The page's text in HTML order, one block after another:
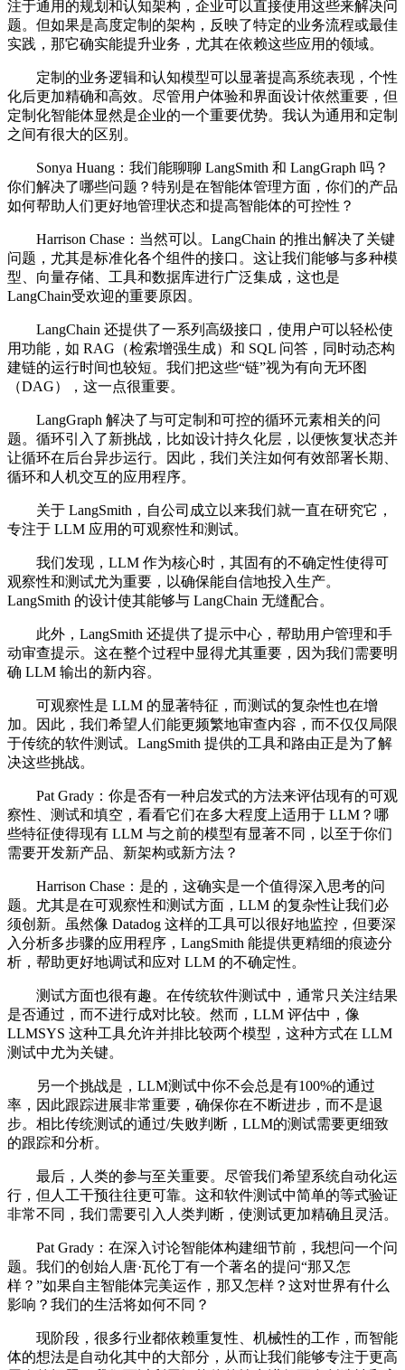
注于通用的规划和认知架构，企业可以直接使用这些来解决问
题。但如果是高度定制的架构，反映了特定的业务流程或最佳
实践，那它确实能提升业务，尤其在依赖这些应用的领域。
定制的业务逻辑和认知模型可以显著提高系统表现，个性
化后更加精确和高效。尽管用户体验和界面设计依然重要，但
定制化智能体显然是企业的一个重要优势。我认为通用和定制
之间有很大的区别。
Sonya Huang：我们能聊聊 LangSmith 和 LangGraph 吗？
你们解决了哪些问题？特别是在智能体管理方面，你们的产品
如何帮助人们更好地管理状态和提高智能体的可控性？
Harrison Chase：当然可以。LangChain 的推出解决了关键
问题，尤其是标准化各个组件的接口。这让我们能够与多种模
型、向量存储、工具和数据库进行广泛集成，这也是
LangChain受欢迎的重要原因。
LangChain 还提供了一系列高级接口，使用户可以轻松使
用功能，如 RAG（检索增强生成）和 SQL 问答，同时动态构
建链的运行时间也较短。我们把这些“链”视为有向无环图
（DAG），这一点很重要。
LangGraph 解决了与可定制和可控的循环元素相关的问
题。循环引入了新挑战，比如设计持久化层，以便恢复状态并
让循环在后台异步运行。因此，我们关注如何有效部署长期、
循环和人机交互的应用程序。
关于 LangSmith，自公司成立以来我们就一直在研究它，
专注于 LLM 应用的可观察性和测试。
我们发现，LLM 作为核心时，其固有的不确定性使得可
观察性和测试尤为重要，以确保能自信地投入生产。
LangSmith 的设计使其能够与 LangChain 无缝配合。
此外，LangSmith 还提供了提示中心，帮助用户管理和手
动审查提示。这在整个过程中显得尤其重要，因为我们需要明
确 LLM 输出的新内容。
可观察性是 LLM 的显著特征，而测试的复杂性也在增
加。因此，我们希望人们能更频繁地审查内容，而不仅仅局限
于传统的软件测试。LangSmith 提供的工具和路由正是为了解
决这些挑战。
Pat Grady：你是否有一种启发式的方法来评估现有的可观
察性、测试和填空，看看它们在多大程度上适用于 LLM？哪
些特征使得现有 LLM 与之前的模型有显著不同，以至于你们
需要开发新产品、新架构或新方法？
Harrison Chase：是的，这确实是一个值得深入思考的问
题。尤其是在可观察性和测试方面，LLM 的复杂性让我们必
须创新。虽然像 Datadog 这样的工具可以很好地监控，但要深
入分析多步骤的应用程序，LangSmith 能提供更精细的痕迹分
析，帮助更好地调试和应对 LLM 的不确定性。
测试方面也很有趣。在传统软件测试中，通常只关注结果
是否通过，而不进行成对比较。然而，LLM 评估中，像
LLMSYS 这种工具允许并排比较两个模型，这种方式在 LLM
测试中尤为关键。
另一个挑战是，LLM测试中你不会总是有100%的通过
率，因此跟踪进展非常重要，确保你在不断进步，而不是退
步。相比传统测试的通过/失败判断，LLM的测试需要更细致
的跟踪和分析。
最后，人类的参与至关重要。尽管我们希望系统自动化运
行，但人工干预往往更可靠。这和软件测试中简单的等式验证
非常不同，我们需要引入人类判断，使测试更加精确且灵活。
Pat Grady：在深入讨论智能体构建细节前，我想问一个问
题。我们的创始人唐·瓦伦丁有一个著名的提问“那又怎
样？”如果自主智能体完美运作，那又怎样？这对世界有什么
影响？我们的生活将如何不同？
现阶段，很多行业都依赖重复性、机械性的工作，而智能
体的想法是自动化其中的大部分，从而让我们能够专注于更高